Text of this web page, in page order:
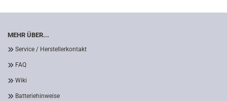
MEHR ÜBER...
Service / Herstellerkontakt
FAQ
Wiki
Batteriehinweise